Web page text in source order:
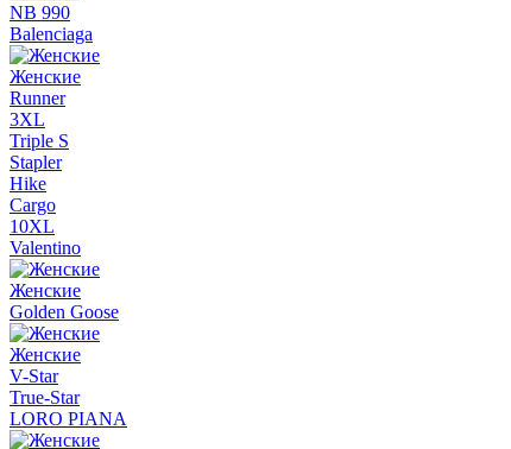
NB 990
Balenciaga
Женские
Runner
3XL
Triple S
Stapler
Hike
Cargo
10XL
Valentino
Женские
Golden Goose
Женские
V-Star
True-Star
LORO PIANA